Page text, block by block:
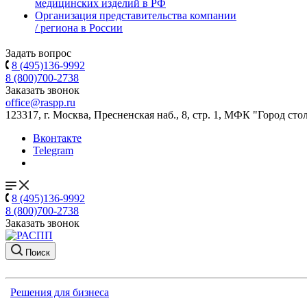
медицинских изделий в РФ
Организация представительства компании
/ региона в России
Задать вопрос
8 (495)136-9992
8 (800)700-2738
Заказать звонок
office@raspp.ru
123317, г. Москва, Пресненская наб., 8, стр. 1, МФК "Город
Вконтакте
Telegram
8 (495)136-9992
8 (800)700-2738
Заказать звонок
Поиск
Решения для бизнеса